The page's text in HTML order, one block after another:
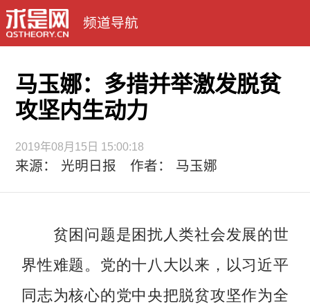
频道导航
马玉娜：多措并举激发脱贫
攻坚内生动力
2019年08月15日 15:00:18
来源： 光明日报 作者： 马玉娜
贫困问题是困扰人类社会发展的世
界性难题。党的十八大以来，以习近平
同志为核心的党中央把脱贫攻坚作为全